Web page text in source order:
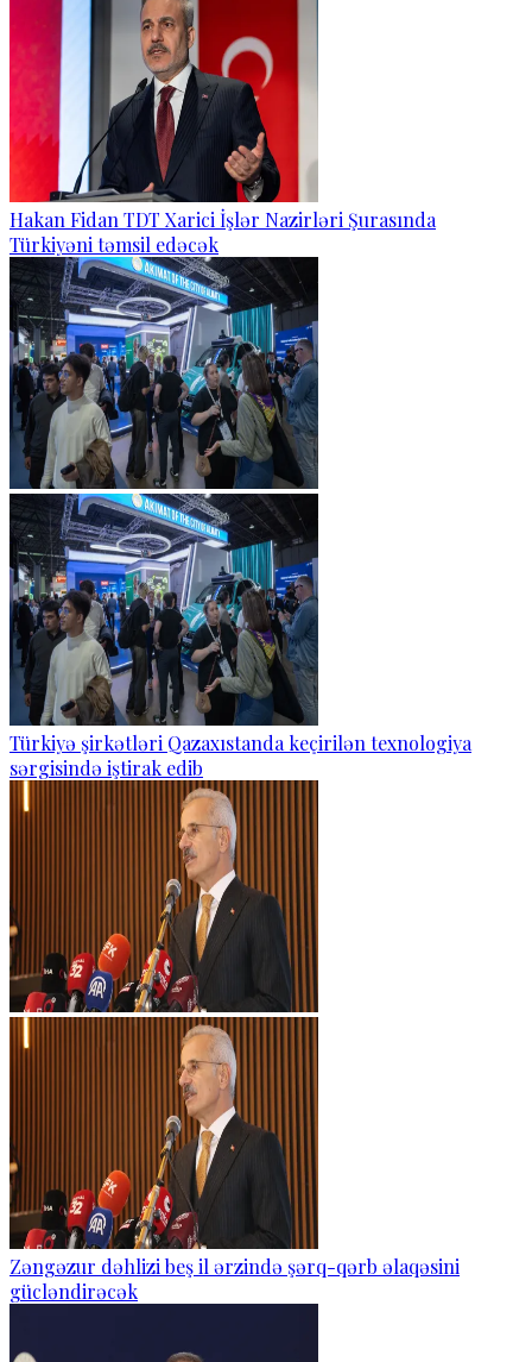
Hakan Fidan TDT Xarici İşlər Nazirləri Şurasında
Türkiyəni təmsil edəcək
Türkiyə şirkətləri Qazaxıstanda keçirilən texnologiya
sərgisində iştirak edib
Zəngəzur dəhlizi beş il ərzində şərq-qərb əlaqəsini
gücləndirəcək